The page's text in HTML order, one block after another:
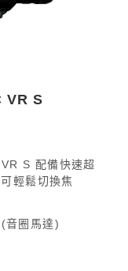
VR S
S 配備快速超
輕鬆切換焦
音圈馬達)